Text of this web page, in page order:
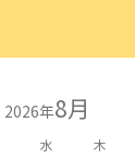
2026年8月
水 木